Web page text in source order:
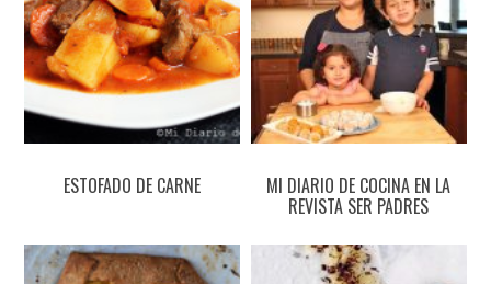
ESTOFADO DE CARNE MI DIARIO DE COCINA EN LA
REVISTA SER PADRES